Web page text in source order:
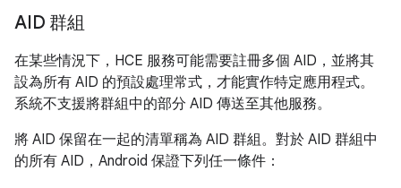
AID 群組
在某些情況下，HCE 服務可能需要註冊多個 AID，並將其
設為所有 AID 的預設處理常式，才能實作特定應用程式。
系統不支援將群組中的部分 AID 傳送至其他服務。
將 AID 保留在一起的清單稱為 AID 群組。對於 AID 群組中
的所有 AID，Android 保證下列任一條件：